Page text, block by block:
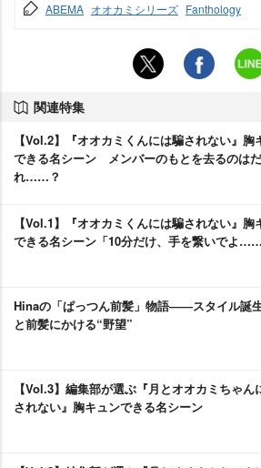
ABEMA オオカミシリーズ Fanthology
関連特集
【Vol.2】『オオカミくんには騙されない』胸
できる名シーン メンバーのもとを去るのはだ
れ……？
【Vol.1】『オオカミくんには騙されない』胸
できる名シーン「10分だけ、手を繋いでよ……
Hinaの「ぱっつん前髪」物語――スタイル誕
と前髪にかける“野望”
【Vol.3】編集部が選ぶ『月とオオカミちゃん
されない』胸キュンできる名シーン